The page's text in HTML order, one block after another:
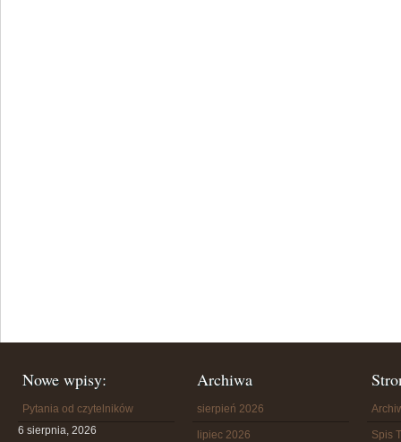
Nowe wpisy:
Pytania od czytelników
6 sierpnia, 2026
Archiwa
sierpień 2026
lipiec 2026 Spis